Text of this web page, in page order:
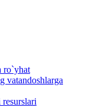
ro`yhat
vatandoshlarga